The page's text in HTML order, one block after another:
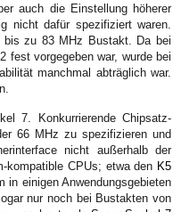
auch die Einstellung höherer
nicht dafür spezifiziert waren.
bis zu 83 MHz Bustakt. Da bei
fest vorgegeben war, wurde bei
manchmal abträglich war.
7. Konkurrierende Chipsatz-
66 MHz zu spezifizieren und
nicht außerhalb der
kompatible CPUs; etwa den K5
in einigen Anwendungsgebieten
nur noch bei Bustakten von